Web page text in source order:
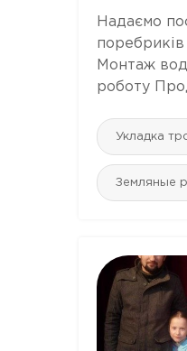
Надаємо
Монтаж
роботу
Укладка
Земляные